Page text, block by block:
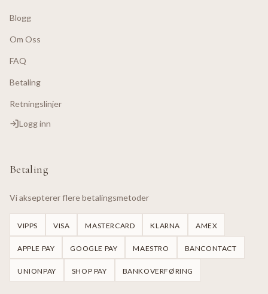
Blogg
Om Oss
FAQ
Betaling
Retningslinjer
Logg inn
Betaling
Vi aksepterer flere betalingsmetoder
VIPPS VISA MASTERCARD KLARNA AMEX
APPLE PAY GOOGLE PAY MAESTRO BANCONTACT
UNIONPAY SHOP PAY BANKOVERFØRING